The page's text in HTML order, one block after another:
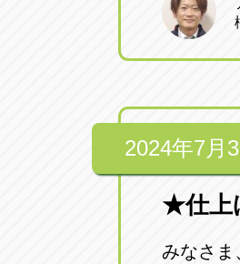
アップル岩倉店
愛知県岩倉市
オートフレン
愛知県清須市
トラック市四
2024年7月
★仕上
みなさま